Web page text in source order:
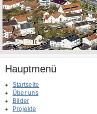
Hauptmenü
Startseite
Über uns
Bilder
Projekte